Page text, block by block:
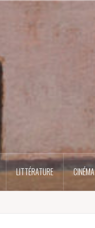
LITTÉRATURE CINÉMA